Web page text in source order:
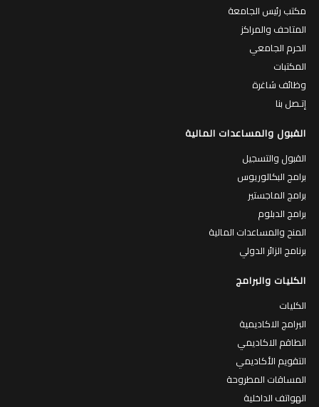
مكتب رئيس الجامعة
المتاحف والمراكز
الحرم الجامعي
المكتبات
وظائف شاغرة
إتـصل بنا
القبول والمساعدات المالية
القبول والتسجيل
برامج البكالوريوس
برامج الماجستير
برامج الدبلوم
المنح والمساعدات المالية
برنامج الزائر الدولي
الكليات والبرامج
الكليات
البرامج الاكاديمية
الطاقم الاكاديمي
التقويم الأكاديمي
المساقات المطروحة
الهواتف الداخلية